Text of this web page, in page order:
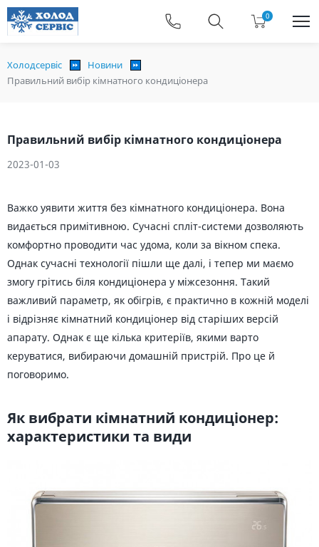
0
Холодсервіс
Новини
Правильний вибір кімнатного кондиціонера
Правильний вибір кімнатного кондиціонера
2023-01-03
Важко уявити життя без кімнатного кондиціонера. Вона
видається примітивною. Сучасні спліт-системи дозволяють
комфортно проводити час удома, коли за вікном спека.
Однак сучасні технології пішли ще далі, і тепер ми маємо
змогу грітись біля кондиціонера у міжсезоння. Такий
важливий параметр, як обігрів, є практично в кожній моделі
і відрізняє кімнатний кондиціонер від старіших версій
апарату. Однак є ще кілька критеріїв, якими варто
керуватися, вибираючи домашній пристрій. Про це й
поговоримо.
Як вибрати кімнатний кондиціонер:
характеристики та види